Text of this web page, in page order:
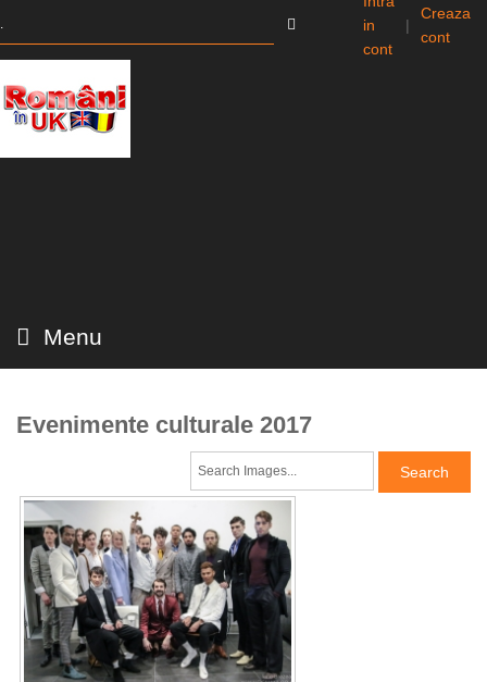
in
cont
|
Creaza
cont
Menu
Evenimente culturale 2017